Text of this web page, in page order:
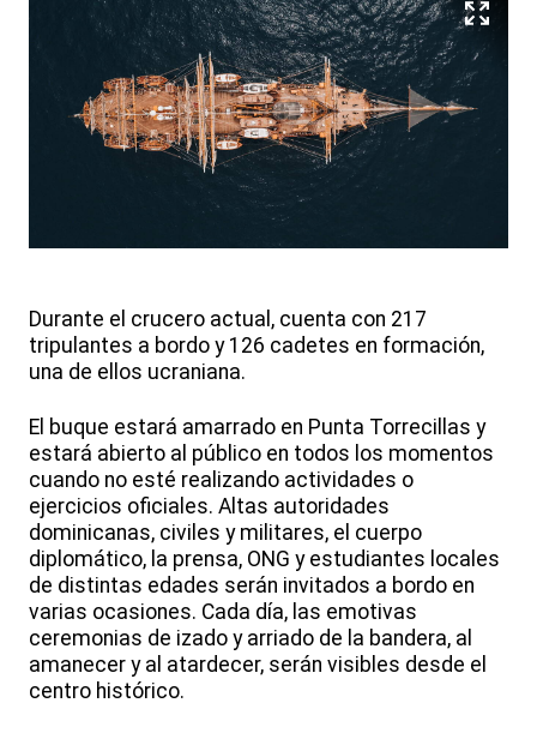
Durante el crucero actual, cuenta con 217
tripulantes a bordo y 126 cadetes en formación,
una de ellos ucraniana.
El buque estará amarrado en Punta Torrecillas y
estará abierto al público en todos los momentos
cuando no esté realizando actividades o
ejercicios oficiales. Altas autoridades
dominicanas, civiles y militares, el cuerpo
diplomático, la prensa, ONG y estudiantes locales
de distintas edades serán invitados a bordo en
varias ocasiones. Cada día, las emotivas
ceremonias de izado y arriado de la bandera, al
amanecer y al atardecer, serán visibles desde el
centro histórico.